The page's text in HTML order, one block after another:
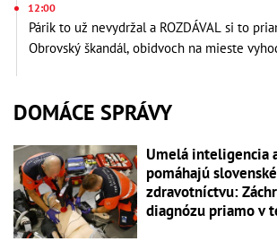
12:00
Párik to už nevydržal a ROZDÁVAL si to
Obrovský škandál, obidvoch na mieste
DOMÁCE SPRÁVY
Umelá inteligencia
pomáhajú
zdravotníctvu:
diagnózu priamo v